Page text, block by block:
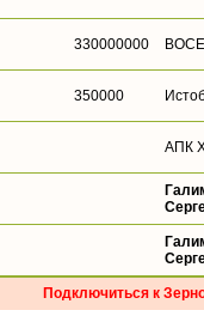
330000000
350000
АПК
Подключиться к